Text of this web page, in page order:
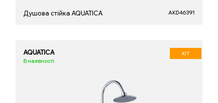
Душова стійка AQUATICA AKD46391
AQUATICA
В наявності
ХІТ